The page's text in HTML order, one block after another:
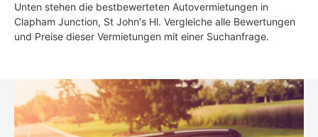
Unten stehen die bestbewerteten Autovermietungen in
Clapham Junction, St John's Hl. Vergleiche alle Bewertungen
und Preise dieser Vermietungen mit einer Suchanfrage.